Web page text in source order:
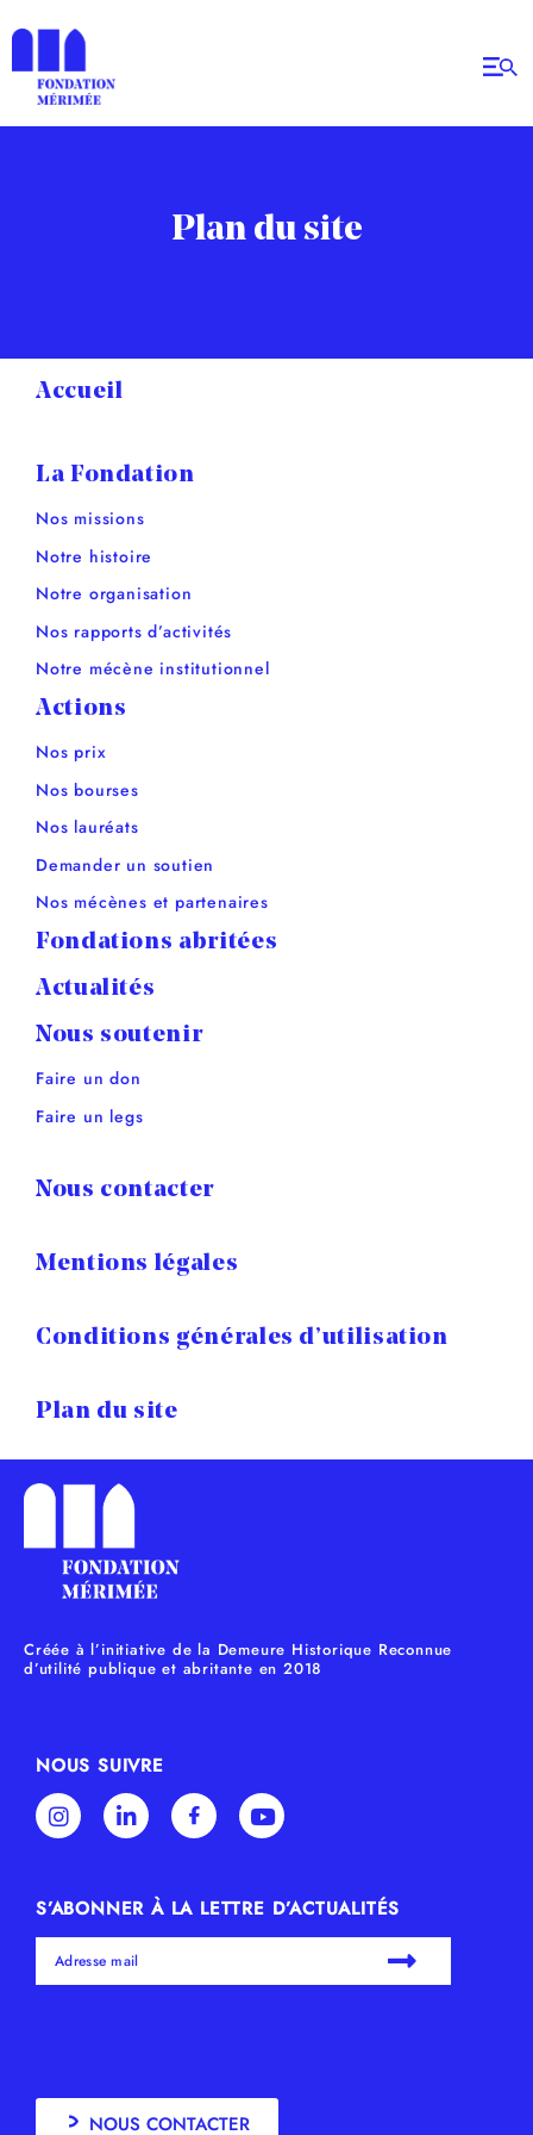
Plan du site
Accueil
La Fondation
Nos missions
Notre histoire
Notre organisation
Nos rapports d’activités
Notre mécène institutionnel
Actions
Nos prix
Nos bourses
Nos lauréats
Demander un soutien
Nos mécènes et partenaires
Fondations abritées
Actualités
Nous soutenir
Faire un don
Faire un legs
Nous contacter
Mentions légales
Conditions générales d’utilisation
Plan du site
Créée à l’initiative de la Demeure Historique Reconnue
d’utilité publique et abritante en 2018
NOUS SUIVRE
S’ABONNER À LA LETTRE D’ACTUALITÉS
NOUS CONTACTER